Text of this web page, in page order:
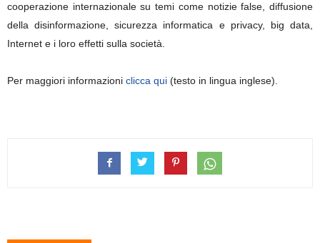
cooperazione internazionale su temi come notizie false, diffusione
della disinformazione, sicurezza informatica e privacy, big data,
Internet e i loro effetti sulla società.
Per maggiori informazioni clicca qui (testo in lingua inglese).